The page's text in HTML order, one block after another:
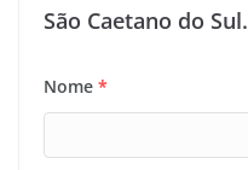
São Caetano do Sul.
Nome *